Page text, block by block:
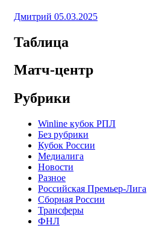
Дмитрий 05.03.2025
Таблица
Матч-центр
Рубрики
Winline кубок РПЛ
Без рубрики
Кубок России
Медиалига
Новости
Разное
Российская Премьер-Лига
Сборная России
Трансферы
ФНЛ